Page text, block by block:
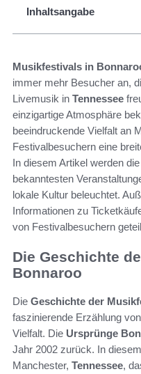
Inhaltsangabe
Musikfestivals in
immer mehr Besucher an,
Livemusik in Tennessee
einzigartige Atmosphäre
beeindruckende Vielfalt an
Festivalbesuchern eine
In diesem Artikel werden
bekanntesten
lokale Kultur beleuchtet.
Informationen zu
von Festivalbesuchern
Die Geschichte
Bonnaroo
Die Geschichte der
faszinierende Erzählung
Vielfalt. Die Ursprünge
Jahr 2002 zurück. In
Manchester, Tennessee,